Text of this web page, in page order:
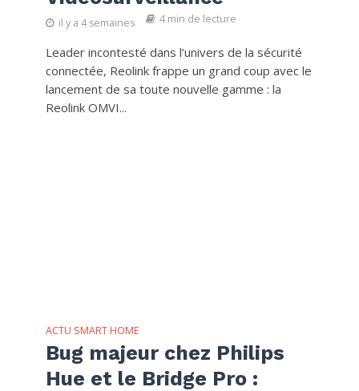
il y a 4 semaines 4 min de lecture
Leader incontesté dans l’univers de la sécurité
connectée, Reolink frappe un grand coup avec le
lancement de sa toute nouvelle gamme : la
Reolink OMVI...
ACTU SMART HOME
Bug majeur chez Philips
Hue et le Bridge Pro :